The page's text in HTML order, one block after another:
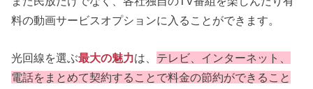
料の動画サービスオプションに入ることができます。
光回線を選ぶ最大の魅力は、 テレビ、インターネット、
電話をまとめて契約することで料金の節約ができる こと